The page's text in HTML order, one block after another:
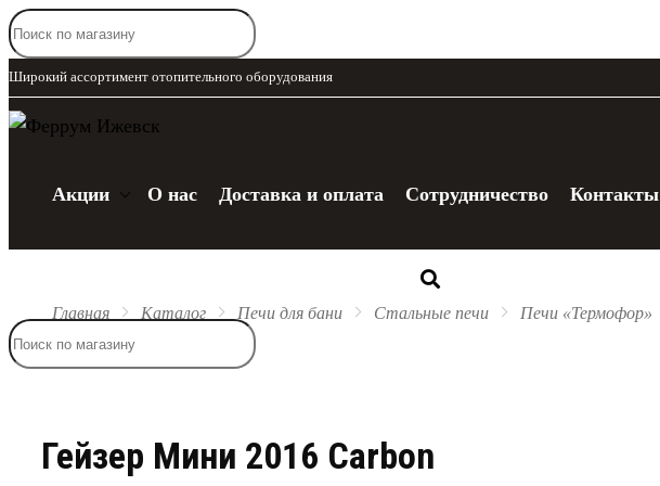
Широкий ассортимент отопительного оборудования
Акции О нас Доставка и оплата Сотрудничество Контакты
Главная
Каталог Печи для бани Стальные печи Печи «Термофор»
Гейзер Мини 2016 Carbon